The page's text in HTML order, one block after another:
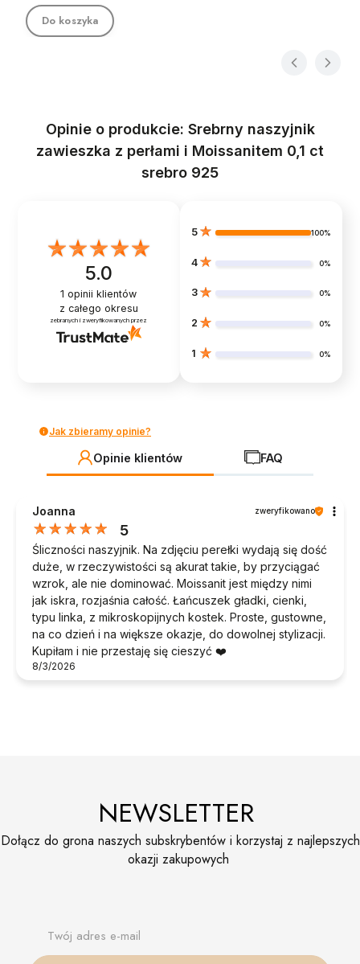
Do koszyka
Opinie o produkcie: Srebrny naszyjnik
zawieszka z perłami i Moissanitem 0,1 ct
srebro 925
5.0
1 opinii klientów
z całego okresu
zebranych i zweryfikowanych przez
5 100%
4 0%
3 0%
2 0%
1 0%
Jak zbieramy opinie?
Opinie klientów FAQ
Joanna zweryfikowano
5
Śliczności naszyjnik. Na zdjęciu perełki wydają się dość
duże, w rzeczywistości są akurat takie, by przyciągać
wzrok, ale nie dominować. Moissanit jest między nimi
jak iskra, rozjaśnia całość. Łańcuszek gładki, cienki,
typu linka, z mikroskopijnych kostek. Proste, gustowne,
na co dzień i na większe okazje, do dowolnej stylizacji.
Kupiłam i nie przestaję się cieszyć ❤️
8/3/2026
NEWSLETTER
Dołącz do grona naszych subskrybentów i korzystaj z najlepszych
okazji zakupowych
Twój adres e-mail